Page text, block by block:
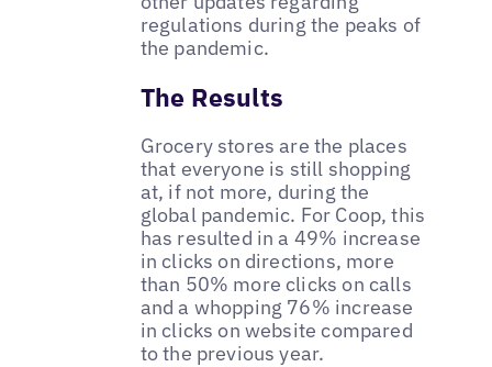
regulations during the peaks of
the pandemic.
The Results
Grocery stores are the places
that everyone is still shopping
at, if not more, during the
global pandemic. For Coop, this
has resulted in a 49% increase
in clicks on directions, more
than 50% more clicks on calls
and a whopping 76% increase
in clicks on website compared
to the previous year.